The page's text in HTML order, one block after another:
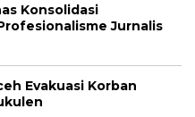
Konsolidasi
Jurnalis
Evakuasi Korban